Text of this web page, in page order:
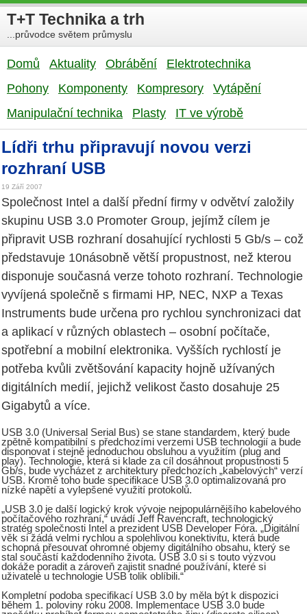
T+T Technika a trh
...průvodce světem průmyslu
Domů Aktuality Obrábění
Elektrotechnika
Pohony
Komponenty Kompresory
Vytápění
Manipulační technika
Plasty IT ve výrobě
Lídři trhu připravují novou verzi
rozhraní USB
19 Září 2007
Společnost Intel a další přední firmy v odvětví založily
skupinu USB 3.0 Promoter Group, jejímž cílem je
připravit USB rozhraní dosahující rychlosti 5 Gb/s – což
představuje 10násobně větší propustnost, než kterou
disponuje současná verze tohoto rozhraní. Technologie
vyvíjená společně s firmami HP, NEC, NXP a Texas
Instruments bude určena pro rychlou synchronizaci dat
a aplikací v různých oblastech – osobní počítače,
spotřební a mobilní elektronika. Vyšších rychlostí je
potřeba kvůli zvětšování kapacity hojně užívaných
digitálních medií, jejichž velikost často dosahuje 25
Gigabytů a více.
USB 3.0 (Universal Serial Bus) se stane standardem, který bude
zpětně kompatibilní s předchozími verzemi USB technologií a bude
disponovat i stejně jednoduchou obsluhou a využitím (plug and
play). Technologie, která si klade za cíl dosáhnout propustnosti 5
Gb/s, bude vycházet z architektury předchozích „kabelových“ verzí
USB. Kromě toho bude specifikace USB 3.0 optimalizovaná pro
nízké napětí a vylepšené využití protokolů.
„USB 3.0 je další logický krok vývoje nejpopulárnějšího kabelového
počítačového rozhraní,“ uvádí Jeff Ravencraft, technologický
stratég společnosti Intel a prezident USB Developer Fóra. „Digitální
věk si žádá velmi rychlou a spolehlivou konektivitu, která bude
schopná přesouvat ohromné objemy digitálního obsahu, který se
stal součástí každodenního života. USB 3.0 si s touto výzvou
dokáže poradit a zároveň zajistit snadné používání, které si
uživatelé u technologie USB tolik oblíbili.“
Kompletní podoba specifikací USB 3.0 by měla být k dispozici
během 1. poloviny roku 2008. Implementace USB 3.0 bude